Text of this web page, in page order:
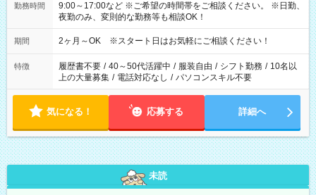
勤務時間
9:00～17:00など ※ご希望の時間帯をご相談ください。 ※日勤、
夜勤のみ、変則的な勤務等も相談OK！
期間 2ヶ月～OK ※スタート日はお気軽にご相談ください！
特徴 履歴書不要 / 40～50代活躍中 / 服装自由 / シフト勤務 / 10名以
上の大量募集 / 電話対応なし / パソコンスキル不要
気になる！ 応募する 詳細へ
未読